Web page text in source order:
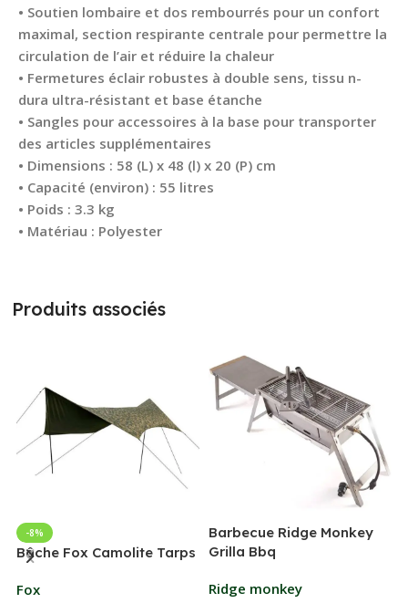
• Soutien lombaire et dos rembourrés pour un confort
maximal, section respirante centrale pour permettre la
circulation de l’air et réduire la chaleur
• Fermetures éclair robustes à double sens, tissu n-
dura ultra-résistant et base étanche
• Sangles pour accessoires à la base pour transporter
des articles supplémentaires
• Dimensions : 58 (L) x 48 (l) x 20 (P) cm
• Capacité (environ) : 55 litres
• Poids : 3.3 kg
• Matériau : Polyester
Produits associés
-8%
Bâche Fox Camolite Tarps
Fox
Barbecue Ridge Monkey
Grilla Bbq
Ridge monkey